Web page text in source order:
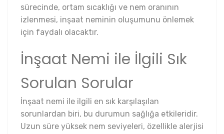
sürecinde, ortam sıcaklığı ve nem oranının
izlenmesi, inşaat neminin oluşumunu önlemek
için faydalı olacaktır.
İnşaat Nemi ile İlgili Sık
Sorulan Sorular
İnşaat nemi ile ilgili en sık karşılaşılan
sorunlardan biri, bu durumun sağlığa etkileridir.
Uzun süre yüksek nem seviyeleri, özellikle alerjisi